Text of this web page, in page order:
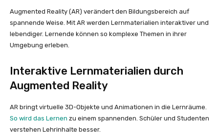
Augmented Reality (AR) verändert den Bildungsbereich auf
spannende Weise. Mit AR werden Lernmaterialien interaktiver und
lebendiger. Lernende können so komplexe Themen in ihrer
Umgebung erleben.
Interaktive Lernmaterialien durch
Augmented Reality
AR bringt virtuelle 3D-Objekte und Animationen in die Lernräume.
So wird das Lernen zu einem spannenden. Schüler und Studenten
verstehen Lehrinhalte besser.